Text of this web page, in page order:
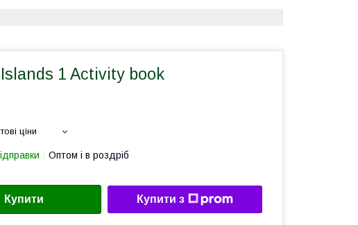
1 Activity book
ціни
Оптом і в роздріб
Купити Купити з